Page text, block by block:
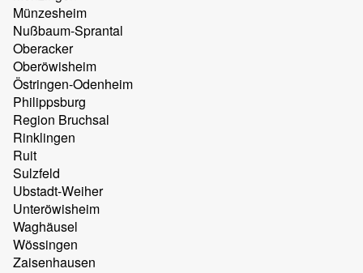
Münzesheim
Nußbaum-Sprantal
Oberacker
Oberöwisheim
Östringen-Odenheim
Philippsburg
Region Bruchsal
Rinklingen
Ruit
Sulzfeld
Ubstadt-Weiher
Unteröwisheim
Waghäusel
Wössingen
Zaisenhausen